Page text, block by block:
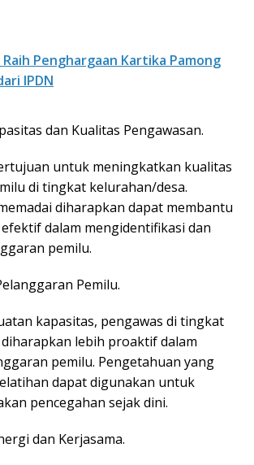
Raih Penghargaan Kartika Pamong
IPDN
dan Kualitas Pengawasan.
untuk meningkatkan kualitas
di tingkat kelurahan/desa.
diharapkan dapat membantu
dalam mengidentifikasi dan
pemilu.
Pemilu.
kapasitas, pengawas di tingkat
lebih proaktif dalam
pemilu. Pengetahuan yang
dapat digunakan untuk
pencegahan sejak dini.
dan Kerjasama.